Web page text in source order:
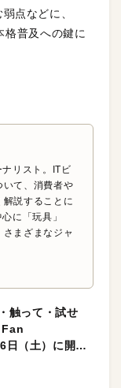
点などに、
普及への鍵に
リスト。ITビ
いて、消費者や
説することに
に「玩具」
さまざまなジャ
触って・試せ
Fan
（土）に開催